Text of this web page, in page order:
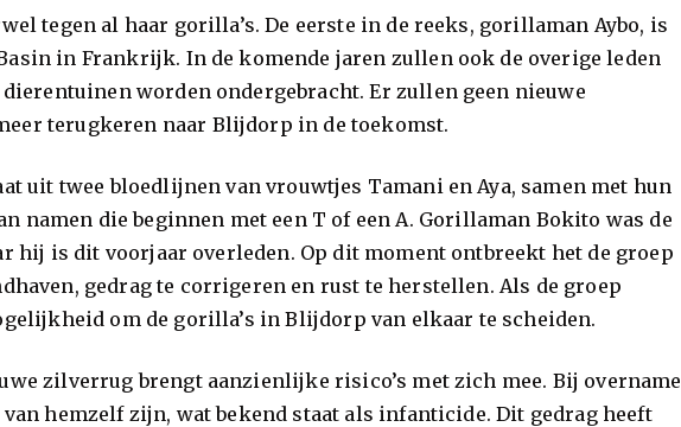
tegen al haar gorilla’s. De eerste in de reeks, gorillaman Aybo, is
in Frankrijk. In de komende jaren zullen ook de overige leden
worden ondergebracht. Er zullen geen nieuwe
terugkeren naar Blijdorp in de toekomst.
uit twee bloedlijnen van vrouwtjes Tamani en Aya, samen met hun
namen die beginnen met een T of een A. Gorillaman Bokito was de
hij is dit voorjaar overleden. Op dit moment ontbreekt het de groep
gedrag te corrigeren en rust te herstellen. Als de groep
om de gorilla’s in Blijdorp van elkaar te scheiden.
zilverrug brengt aanzienlijke risico’s met zich mee. Bij overname
hemzelf zijn, wat bekend staat als infanticide. Dit gedrag heeft